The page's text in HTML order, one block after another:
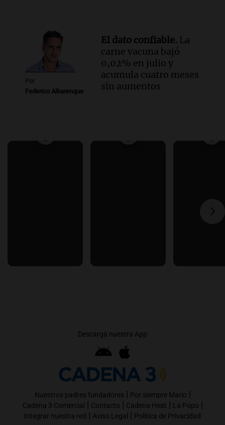
Por
Federico Albarenque
El dato confiable. La
carne vacuna bajó
0,02% en julio y
acumula cuatro meses
sin aumentos
Descargá nuestra App
Nuestros padres fundadores | Por siempre Mario |
Cadena 3 Comercial | Contacto | Cadena Heat | La Popu |
Integrar nuestra red | Aviso Legal | Política de Privacidad